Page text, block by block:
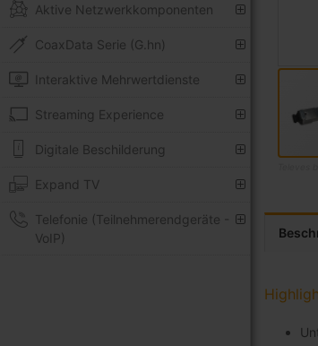
Aktive Netzwerkkomponenten
CoaxData Serie (G.hn)
Interaktive Mehrwertdienste
Streaming Experience
Digitale Beschilderung
Expand TV
Telefonie (Teilnehmerendgeräte -
VoIP)
Anfang
der